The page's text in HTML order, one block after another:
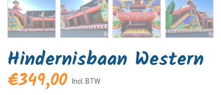
Hindernisbaan Western
€349,00